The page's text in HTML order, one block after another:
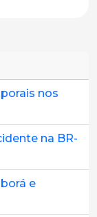
nos
na BR-
e